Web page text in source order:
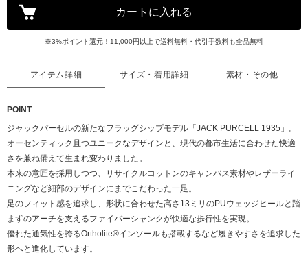
※3%ポイント還元！11,000円以上で送料無料・代引手数料も全品無料
アイテム詳細
POINT
ジャックパーセルの新たなフラッグシップモデル「JACK PURCELL 1935」。
オーセンティック且つユニークなデザインと、現代の都市生活に合わせた快適
さを兼ね備えて生まれ変わりました。
本来の意匠を採用しつつ、リサイクルコットンのキャンバス素材やレザーライ
ニングなど細部のデザインにまでこだわった一足。
足のフィット感を追求し、形状に合わせた高さ13ミリのPUウェッジヒールと踏
まずのアーチを支えるファイバーシャンクが快適な歩行性を実現。
優れた通気性を誇るOrtholite®インソールも搭載するなど履きやすさを追求した
形へと進化しています。
サイズ・着用詳細 素材・その他